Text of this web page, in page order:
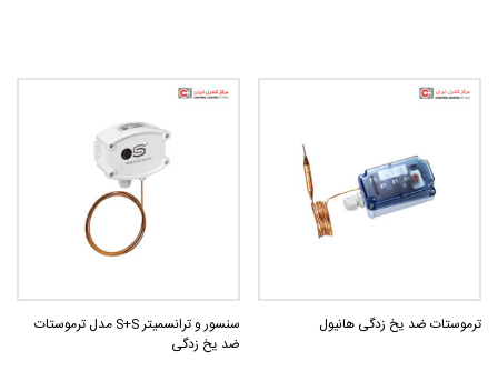
ترموستات ضد یخ زدگی هانیول
سنسور و ترانسمیتر S+S مدل ترموستات
ضد یخ زدگی